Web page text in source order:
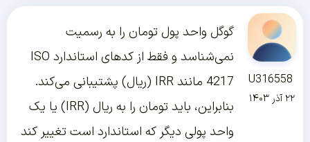
U316558
۲۲ آذر ۱۴۰۳
گوگل واحد پول تومان را به رسمیت
نمی‌شناسد و فقط از کدهای استاندارد ISO
4217 مانند IRR (ریال) پشتیبانی می‌کند.
بنابراین، باید تومان را به ریال (IRR) یا یک
واحد پولی دیگر که استاندارد است تغییر کند